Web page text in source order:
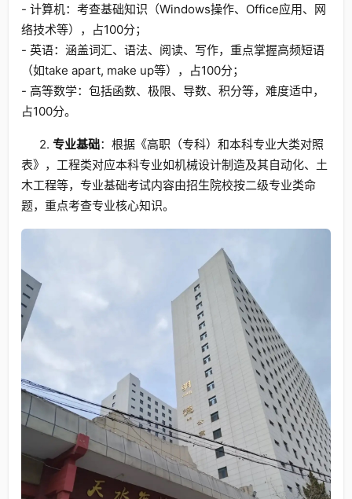
- 计算机：考查基础知识（Windows操作、Office应用、网
络技术等），占100分；
- 英语：涵盖词汇、语法、阅读、写作，重点掌握高频短语
（如take apart, make up等），占100分；
- 高等数学：包括函数、极限、导数、积分等，难度适中，
占100分。
2. 专业基础：根据《高职（专科）和本科专业大类对照
表》，工程类对应本科专业如机械设计制造及其自动化、土
木工程等，专业基础考试内容由招生院校按二级专业类命
题，重点考查专业核心知识。